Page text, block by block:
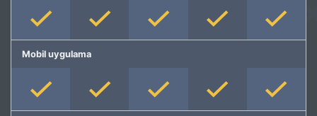
Mobil uygulama